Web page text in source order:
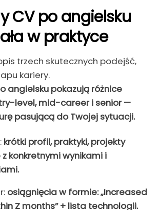
CV po angielsku
w praktyce
trzech skutecznych podejść,
kariery.
angielsku pokazują różnice
level, mid-career i senior —
pasującą do Twojej sytuacji.
krótki profil, praktyki, projekty
konkretnymi wynikami i
osiągnięcia w formie: „Increased
Z months” + lista technologii.